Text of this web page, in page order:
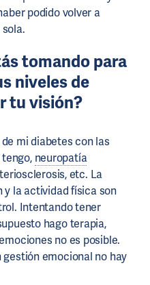
podido volver a
tomando para
niveles de
tu visión?
mi diabetes con las
neuropatía
etc. La
y la actividad física son
Intentando tener
hago terapia,
no es posible.
emocional no hay